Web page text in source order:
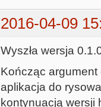
2016-04-09
Wyszła wersja
Kończąc
aplikacja do
kontynuacją wersji